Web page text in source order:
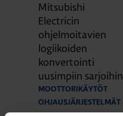
Mitsubishi
Electricin
ohjelmoitavien
logiikoiden
konvertointi
uusimpiin sarjoihin
MOOTTORIKÄYTÖT
OHJAUSJÄRJESTELMÄT